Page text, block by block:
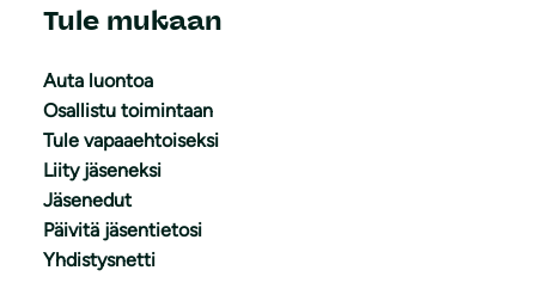
Tule mukaan
Auta luontoa
Osallistu toimintaan
Tule vapaaehtoiseksi
Liity jäseneksi
Jäsenedut
Päivitä jäsentietosi
Yhdistysnetti